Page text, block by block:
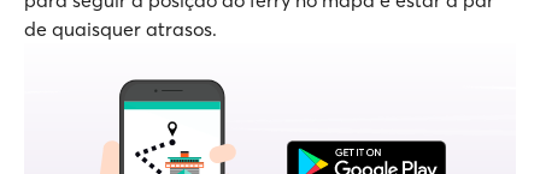
de quaisquer atrasos.